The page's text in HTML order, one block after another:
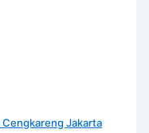
Jakarta